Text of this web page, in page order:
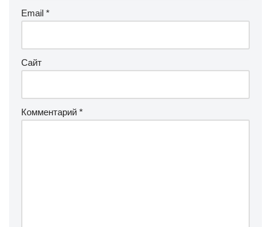
Email *
Сайт
Комментарий *